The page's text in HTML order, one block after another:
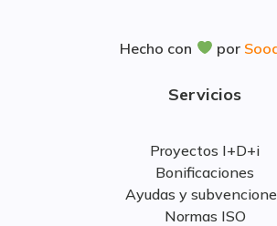
Hecho con por
Servicios
Proyectos I+D+i
Bonificaciones
Ayudas y
Normas ISO